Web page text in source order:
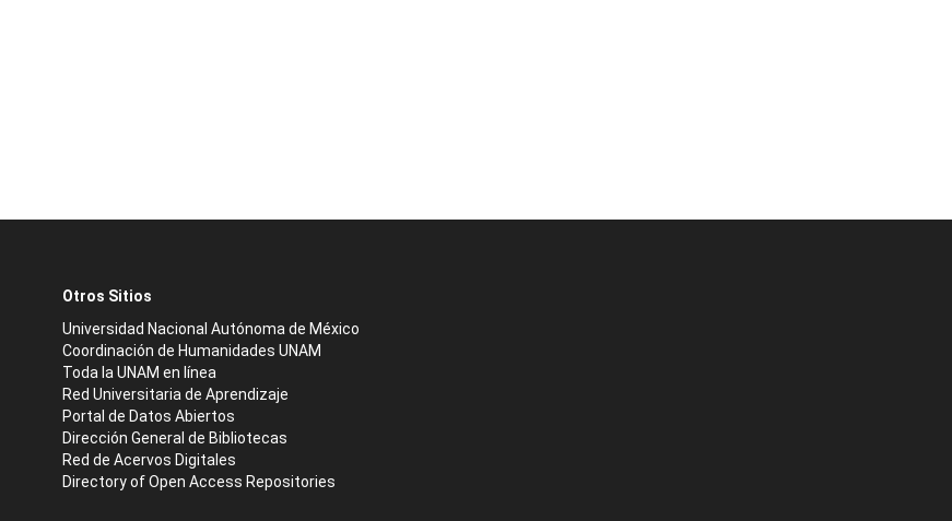
Otros Sitios
Universidad Nacional Autónoma de México
Coordinación de Humanidades UNAM
Toda la UNAM en línea
Red Universitaria de Aprendizaje
Portal de Datos Abiertos
Dirección General de Bibliotecas
Red de Acervos Digitales
Directory of Open Access Repositories